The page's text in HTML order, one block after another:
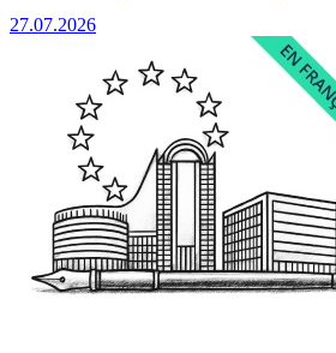
27.07.2026